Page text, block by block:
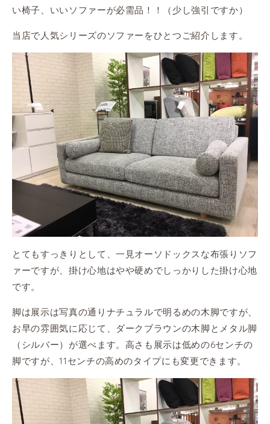
い椅子、いいソファーが必需品！！（少し強引ですか）
当店で人気シリーズのソファーをひとつご紹介します。
とてもすっきりとして、一見オーソドックスな布張りソフ
ァーですが、掛け心地はやや硬めでしっかりした掛け心地
です。
脚は展示は写真の通りナチュラルで明るめの木脚ですが、
お早の雰囲気に応じて、ダークブラウンの木脚とメタル脚
（シルバー）が選べます。高さも展示は低めの6センチの
脚ですが、11センチの高めのタイプにも変更できます。